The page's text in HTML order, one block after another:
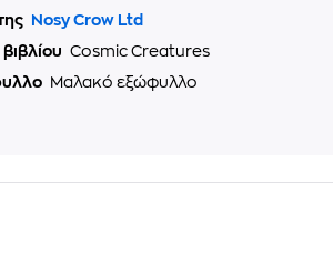
Nosy Crow Ltd
Cosmic Creatures
Μαλακό εξώφυλλο